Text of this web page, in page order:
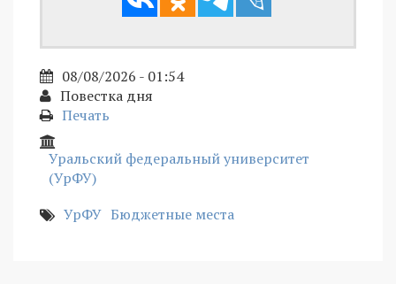
08/08/2026 - 01:54
Повестка дня
Печать
Уральский федеральный университет
(УрФУ)
УрФУ Бюджетные места